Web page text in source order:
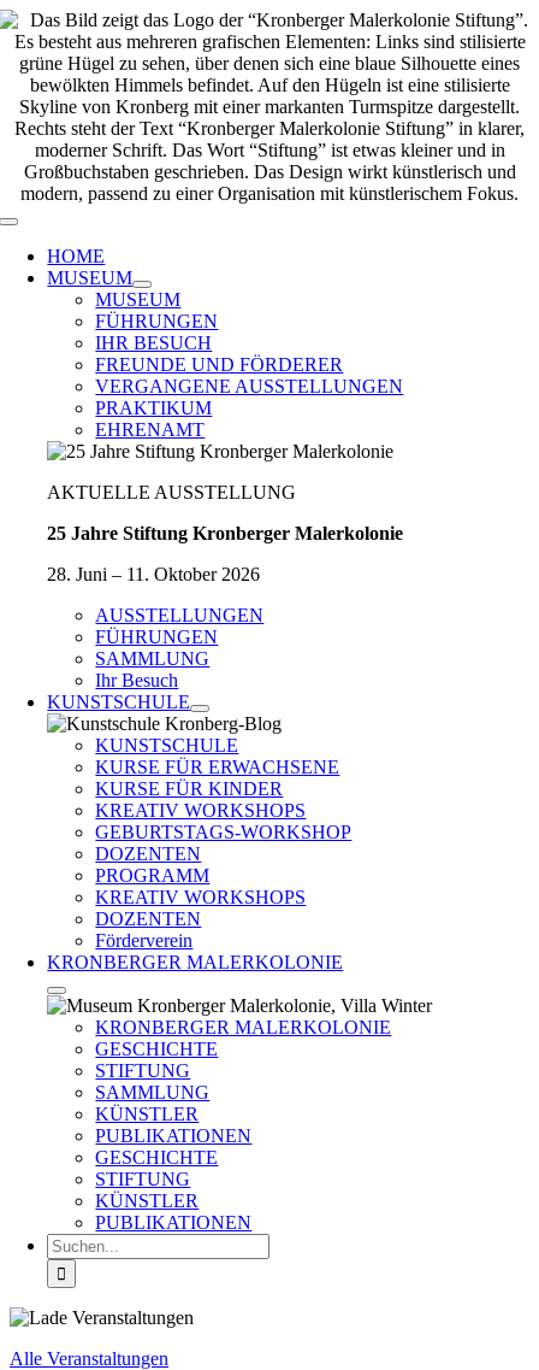
Zum
Inhalt
springen
Toggle
Navigation
HOME
MUSEUM
MUSEUM
FÜHRUNGEN
IHR BESUCH
FREUNDE UND FÖRDERER
VERGANGENE AUSSTELLUNGEN
PRAKTIKUM
EHRENAMT
AKTUELLE AUSSTELLUNG
25 Jahre Stiftung Kronberger Malerkolonie
28. Juni – 11. Oktober 2026
AUSSTELLUNGEN
FÜHRUNGEN
SAMMLUNG
Ihr Besuch
KUNSTSCHULE
KUNSTSCHULE
KURSE FÜR ERWACHSENE
KURSE FÜR KINDER
KREATIV WORKSHOPS
GEBURTSTAGS-WORKSHOP
DOZENTEN
PROGRAMM
KREATIV WORKSHOPS
DOZENTEN
Förderverein
KRONBERGER MALERKOLONIE
KRONBERGER MALERKOLONIE
GESCHICHTE
STIFTUNG
SAMMLUNG
KÜNSTLER
PUBLIKATIONEN
GESCHICHTE
STIFTUNG
KÜNSTLER
PUBLIKATIONEN
Suche
nach:
Alle Veranstaltungen